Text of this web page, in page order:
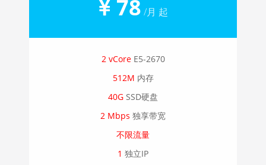
78 /月 起
2 vCoreE5-2670
512M 内存
40G SSD硬盘
2 Mbps 独享带宽
不限流量
1 独立IP